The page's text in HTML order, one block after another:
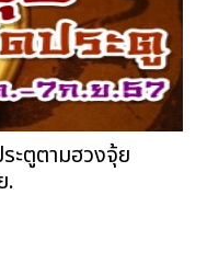
ะตูตามฮวงจุ้ย
.